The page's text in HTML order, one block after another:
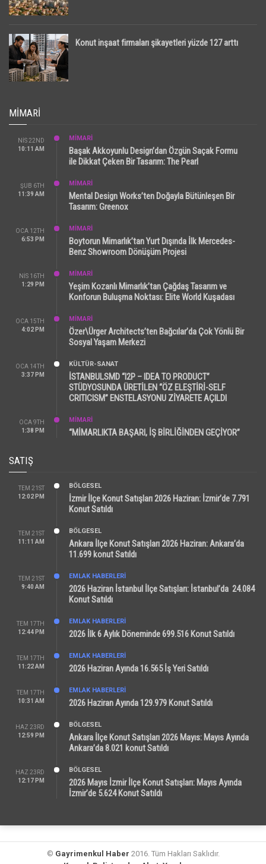
Konut inşaat firmaları şikayetleri yüzde 127 arttı
MIMARI
NIS 22ND
10:11 AM
MİMARİ
Başak Akkoyunlu Design’dan Özgün Saçak Formu
ile Dikkat Çeken Bir Tasarım: The Pearl
ŞUB 6TH
11:39 AM
MİMARİ
Mental Design Works’ten Doğayla Bütünleşen Bir
Tasarım: Greenox
OCA 12TH
6:53 PM
MİMARİ
Boytorun Mimarlık’tan Yurt Dışında İlk Mercedes-
Benz Showroom Dönüşüm Projesi
NIS 16TH
1:29 PM
MİMARİ
Yeşim Kozanlı Mimarlık’tan Çağdaş Tasarım ve
Konforun Buluşma Noktası: Elite World Kuşadası
OCA 15TH
4:02 PM
MİMARİ
Özer\Ürger Architects’ten Bağcılar’da Çok Yönlü Bir
Sosyal Yaşam Merkezi
OCA 14TH
3:37 PM
KÜLTÜR-SANAT
İSTANBULSMD “I2P – IDEA TO PRODUCT”
STÜDYOSUNDA ÜRETİLEN “ÖZ ELEŞTİRİ-SELF
CRITICISM” ENSTELASYONU ZİYARETE AÇILDI
OCA 9TH
1:38 PM
MİMARİ
“MİMARLIKTA BAŞARI, İŞ BİRLİĞİNDEN GEÇİYOR”
SATIŞ
TEM 21ST
12:02 PM
BÖLGESEL
İzmir İlçe Konut Satışları 2026 Haziran: İzmir’de 7.791
Konut Satıldı
TEM 21ST
11:11 AM
BÖLGESEL
Ankara İlçe Konut Satışları 2026 Haziran: Ankara’da
11.699 konut Satıldı
TEM 21ST
9:40 AM
EMLAK HABERLERI
2026 Haziran İstanbul İlçe Satışları: İstanbul’da 24.084
Konut Satıldı
TEM 17TH
12:44 PM
EMLAK HABERLERI
2026 İlk 6 Aylık Döneminde 699.516 Konut Satıldı
TEM 17TH
11:22 AM
EMLAK HABERLERI
2026 Haziran Ayında 16.565 İş Yeri Satıldı
TEM 17TH
10:31 AM
EMLAK HABERLERI
2026 Haziran Ayında 129.979 Konut Satıldı
HAZ 23RD
12:59 PM
BÖLGESEL
Ankara İlçe Konut Satışları 2026 Mayıs: Mayıs Ayında
Ankara’da 8.021 konut Satıldı
HAZ 23RD
12:17 PM
BÖLGESEL
2026 Mayıs İzmir İlçe Konut Satışları: Mayıs Ayında
İzmir’de 5.624 Konut Satıldı
© Gayrimenkul Haber 2016. Tüm Hakları Saklıdır.